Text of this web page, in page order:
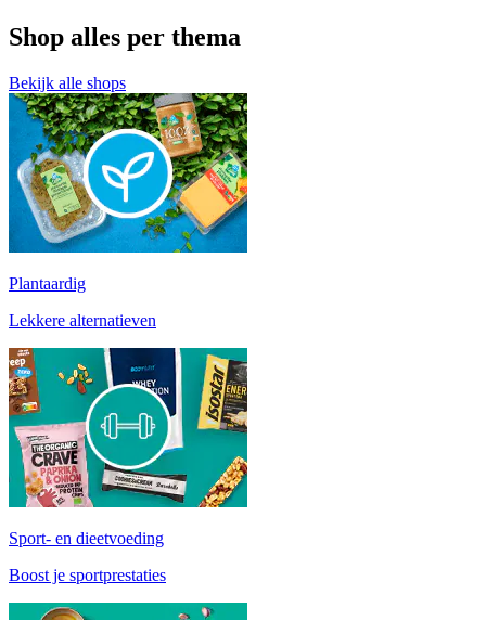
Shop alles per thema
Bekijk alle shops
Plantaardig
Lekkere alternatieven
Sport- en dieetvoeding
Boost je sportprestaties